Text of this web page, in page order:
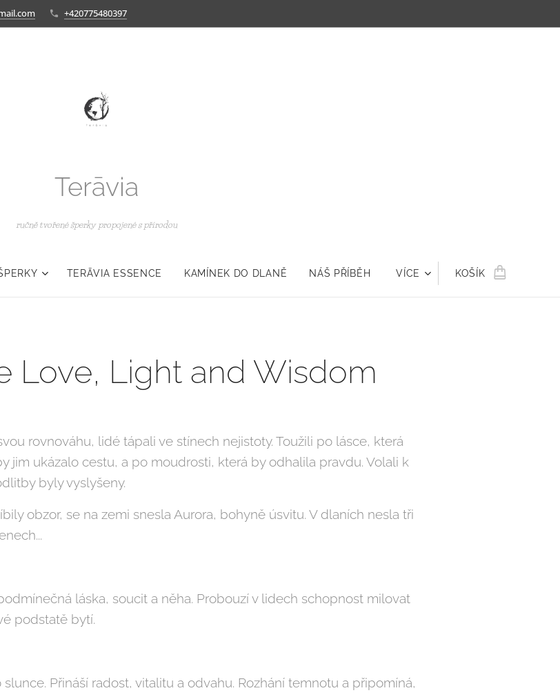
+420775480397
Terāvia
ručně tvořené šperky propojené s přírodou
TERĀVIA ESSENCE KAMÍNEK DO DLANĚ NÁŠ PŘÍBĚH VÍCE KOŠÍK
Love, Light and Wisdom
rovnováhu, lidé tápali ve stínech nejistoty. Toužili po lásce, která
jim ukázalo cestu, a po moudrosti, která by odhalila pravdu. Volali k
byly vyslyšeny.
obzor, se na zemi snesla Aurora, bohyně úsvitu. V dlaních nesla tři
láska, soucit a něha. Probouzí v lidech schopnost milovat
podstatě bytí.
Přináší radost, vitalitu a odvahu. Rozhání temnotu a připomíná,